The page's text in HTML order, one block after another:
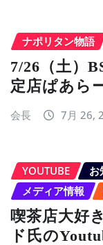
ナポリタン物語
7/26（土）
定店ぱあら
会長 7月 26,
YOUTUBE お
メディア情報
喫茶店大好
ド氏の